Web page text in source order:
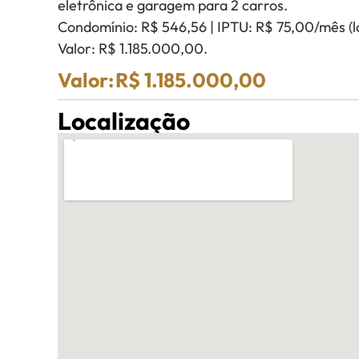
eletrônica e garagem para 2 carros.
Condomínio: R$ 546,56 | IPTU: R$ 75,00/mês
Valor: R$ 1.185.000,00.
Valor:R$ 1.185.000,00
Localização